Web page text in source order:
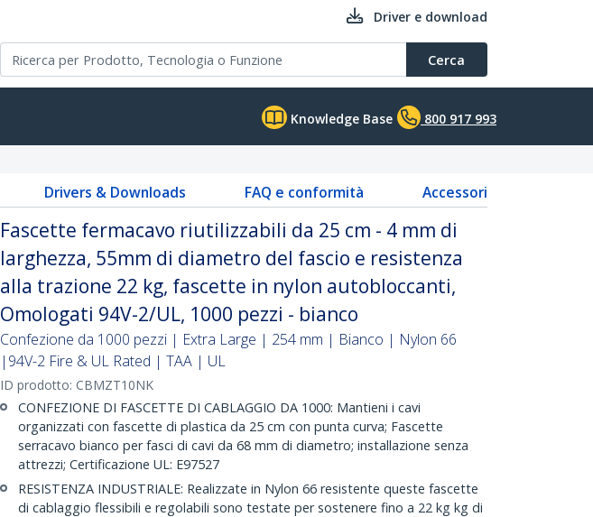
Driver e download
Cerca
Knowledge Base 800 917 993
Drivers & Downloads FAQ e conformità Accessori
Fascette fermacavo riutilizzabili da 25 cm - 4 mm di
larghezza, 55mm di diametro del fascio e resistenza
alla trazione 22 kg, fascette in nylon autobloccanti,
Omologati 94V-2/UL, 1000 pezzi - bianco
Confezione da 1000 pezzi | Extra Large | 254 mm | Bianco | Nylon 66
|94V-2 Fire & UL Rated | TAA | UL
ID prodotto: CBMZT10NK
CONFEZIONE DI FASCETTE DI CABLAGGIO DA 1000: Mantieni i cavi
organizzati con fascette di plastica da 25 cm con punta curva; Fascette
serracavo bianco per fasci di cavi da 68 mm di diametro; installazione senza
attrezzi; Certificazione UL: E97527
RESISTENZA INDUSTRIALE: Realizzate in Nylon 66 resistente queste fascette
di cablaggio flessibili e regolabili sono testate per sostenere fino a 22 kg kg di